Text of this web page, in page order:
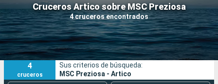
Cruceros Artico sobre MSC Preziosa
4 cruceros encontrados
Nuestros destinos
Fecha de salida
Puertos Compañías
Buscar
4
cruceros
Sus criterios de búsqueda:
MSC Preziosa - Artico